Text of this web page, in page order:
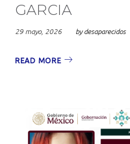
GARCIA
29 mayo, 2026 bydesaparecidos
READ MORE